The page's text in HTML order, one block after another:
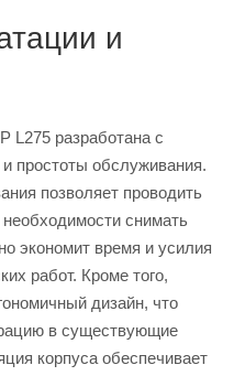
и
L275 разработана с
простоты обслуживания.
позволяет проводить
снимать
экономит время и усилия
работ. Кроме того,
дизайн, что
в существующие
корпуса обеспечивает